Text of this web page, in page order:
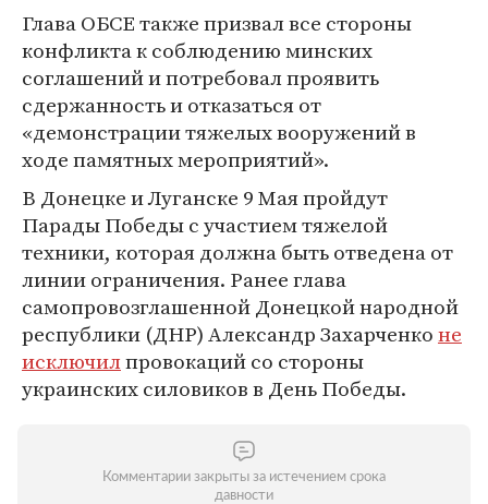
Глава ОБСЕ также призвал все стороны
конфликта к соблюдению минских
соглашений и потребовал проявить
сдержанность и отказаться от
«демонстрации тяжелых вооружений в
ходе памятных мероприятий».
В Донецке и Луганске 9 Мая пройдут
Парады Победы с участием тяжелой
техники, которая должна быть отведена от
линии ограничения. Ранее глава
самопровозглашенной Донецкой народной
республики (ДНР) Александр Захарченконе
исключилпровокаций со стороны
украинских силовиков в День Победы.
Комментарии закрыты за истечением срока
давности